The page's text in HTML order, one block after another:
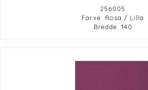
256005
Farve: Rosa / Lilla
Bredde: 140